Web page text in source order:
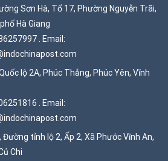
Sơn Hà, Tổ 17, Phường Nguyễn Trãi,
Hà Giang
. Email:
lộ 2A, Phúc Thắng, Phúc Yên, Vĩnh
. Email:
Đường tỉnh lộ 2, Ấp 2, Xã Phước Vĩnh An,
Chi